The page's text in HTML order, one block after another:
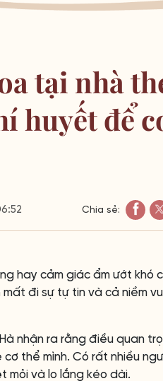
tại nhà
huyết để
Chia sẻ:
hay cảm giác ẩm ướt khó
mất đi sự tự tin và cả niềm
nhận ra rằng điều quan
thể mình. Có rất nhiều
mỏi và lo lắng kéo dài.